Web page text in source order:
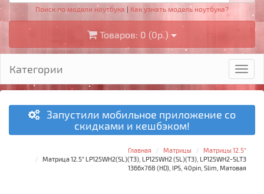
Поиск по модели ноутбука | Как узнать модель ноутбука?
Товаров: 0 (0р.)
Категории
Запустили мобильное приложение со
скидками и кешбэком!
Главная Матрицы
Матрицы 12.5"
Матрица 12.5" LP125WH2(SL)(T3), LP125WH2 (SL)(T3), LP125WH2-SLT3
1366x768 (HD), IPS, 40pin, Slim, Матовая